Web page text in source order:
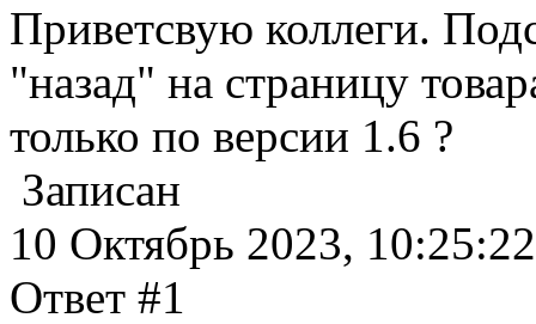
Приветсвую коллеги.
"назад" на страницу
только по версии 1.6 ?
Записан
10 Октябрь 2023, 10:25:22
Ответ #1